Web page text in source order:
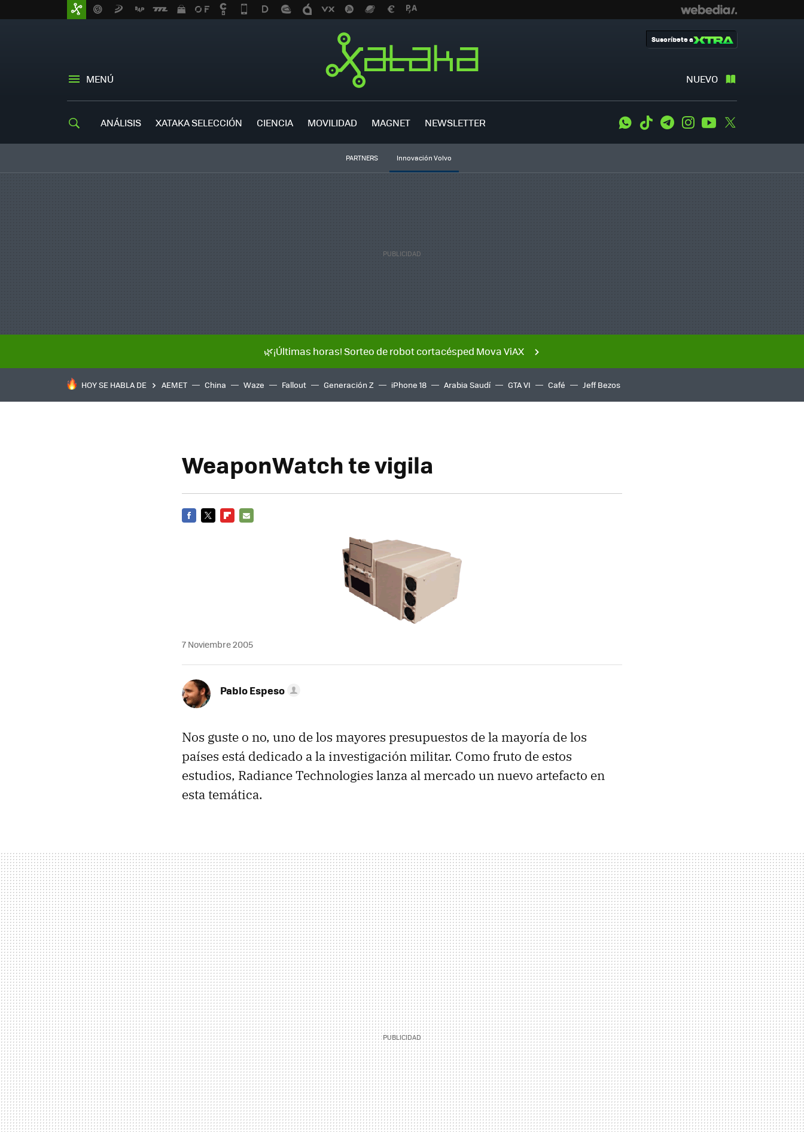
MENÚ NUEVO
Suscríbete a
ANÁLISIS XATAKA SELECCIÓN CIENCIA MOVILIDAD MAGNET NEWSLETTER WhatsApp
Tiktok TelegramInstagramYoutube
PARTNERS Innovación Volvo
🌿¡Últimas horas! Sorteo de robot cortacésped Mova ViAX
HOY SE HABLA DE AEMET China Waze Fallout Generación Z iPhone 18 Arabia Saudí GTA VI Café Jeff Bezos
WeaponWatch te vigila
7 Noviembre 2005
Pablo Espeso
Nos guste o no, uno de los mayores presupuestos de la mayoría de los
países está dedicado a la investigación militar. Como fruto de estos
estudios, Radiance Technologies lanza al mercado un nuevo artefacto en
esta temática.